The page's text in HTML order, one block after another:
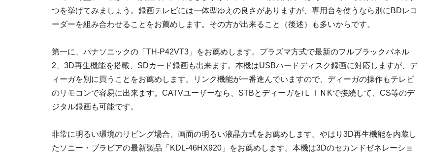
つを挙げてみましょう。録画テレビには一体型ゆえの良さがありますが、専用台を使うなら別にBDレコ
ーダーを組み合わせることをお薦めします。その方が出来ること（後述）も多いからです。
第一に、パナソニックの「TH-P42VT3」をお薦めします。プラズマ方式で最新のフルブラックパネル
2、3D再生機能を搭載、SDカード録画も出来ます。本機はUSBハードディスク録画に対応しますが、デ
ィーガを別に買うことをお薦めします。リンク機能が一番進んでいますので、ディーガの操作もテレビ
のリモコンで容易に出来ます。CATVユーザーなら、STBとディーガをiＬＩＮKで接続して、CS等のデ
ジタル録画も可能です。
非常に明るい環境のリビング場合、画面の明るい液晶方式をお薦めします。やはり3D再生機能を内蔵し
たソニー・ブラビアの最新製品「KDL-46HX920」をお薦めします。本機は3Dのセカンドゼネレーショ